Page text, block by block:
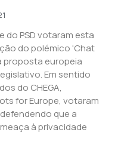
do PSD votaram esta
do polémico 'Chat
proposta europeia
Em sentido
do CHEGA,
for Europe, votaram
que a
à privacidade